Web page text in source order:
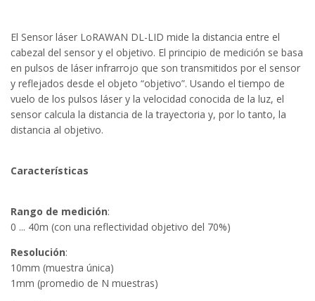
El Sensor láser LoRAWAN DL-LID mide la distancia entre el
cabezal del sensor y el objetivo. El principio de medición se basa
en pulsos de láser infrarrojo que son transmitidos por el sensor
y reflejados desde el objeto “objetivo”. Usando el tiempo de
vuelo de los pulsos láser y la velocidad conocida de la luz, el
sensor calcula la distancia de la trayectoria y, por lo tanto, la
distancia al objetivo.
Características
Rango de medición:
0 ... 40m (con una reflectividad objetivo del 70%)
Resolución:
10mm (muestra única)
1mm (promedio de N muestras)